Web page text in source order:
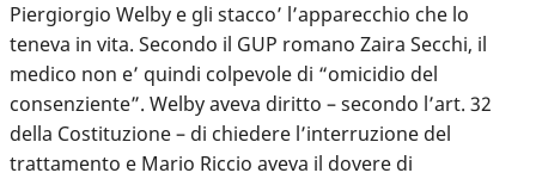
Piergiorgio Welby e gli stacco’ l’apparecchio che lo
teneva in vita. Secondo il GUP romano Zaira Secchi, il
medico non e’ quindi colpevole di “omicidio del
consenziente”. Welby aveva diritto – secondo l’art. 32
della Costituzione – di chiedere l’interruzione del
trattamento e Mario Riccio aveva il dovere di